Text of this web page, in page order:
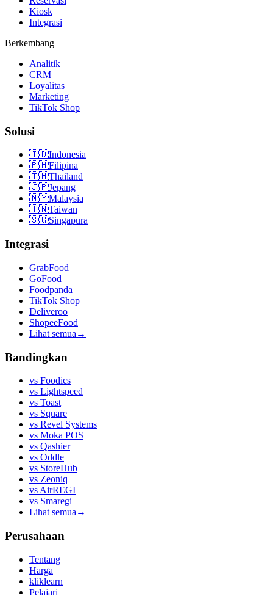
Kiosk
Integrasi
Berkembang
Analitik
CRM
Loyalitas
Marketing
TikTok Shop
Solusi
🇮🇩Indonesia
🇵🇭Filipina
🇹🇭Thailand
🇯🇵Jepang
🇲🇾Malaysia
🇹🇼Taiwan
🇸🇬Singapura
Integrasi
GrabFood
GoFood
Foodpanda
TikTok Shop
Deliveroo
ShopeeFood
Lihat semua →
Bandingkan
vs Foodics
vs Lightspeed
vs Toast
vs Square
vs Revel Systems
vs Moka POS
vs Qashier
vs Oddle
vs StoreHub
vs Zeoniq
vs AirREGI
vs Smaregi
Lihat semua →
Perusahaan
Tentang
Harga
kliklearn
Pelajari